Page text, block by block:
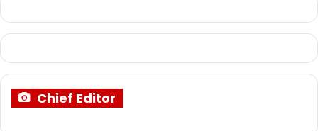
Chief Editor